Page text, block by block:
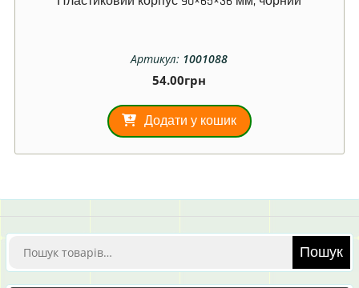
Артикул: 1001088
54.00грн
Додати у кошик
Шукати: Пошук